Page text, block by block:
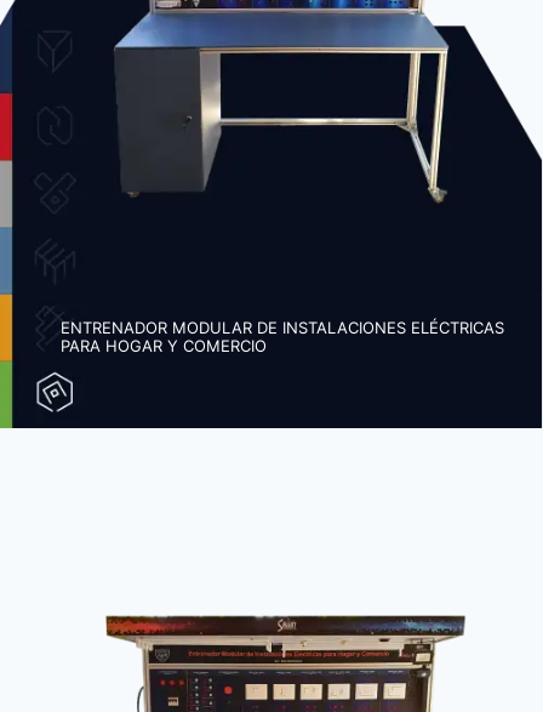
ENTRENADOR MODULAR DE INSTALACIONES ELÉCTRICAS
PARA HOGAR Y COMERCIO